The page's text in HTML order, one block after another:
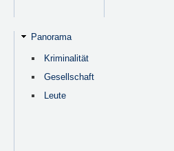
Panorama
Kriminalität
Gesellschaft
Leute